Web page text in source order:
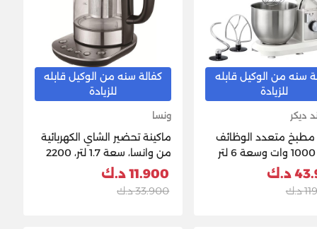
سنه من الوكيل قابله
للزيادة
ديكر
مطبخ متعدد الوظائف
بقدرة 1000 وات وسعة 6 لتر
مع 10 سرعات من بلاك اند ديكر،
د.ك
د.ك
كفالة سنه من الوكيل قابله
للزيادة
ونسا
ماكينة تحضير الشاي الكهربائية
من وانسا، سعة 1.7 لتر، 2200
ستانلس ستيل
11.900 د.ك
33.900 د.ك